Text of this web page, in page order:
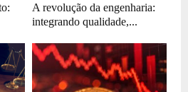
A revolução da engenharia:
integrando qualidade,...